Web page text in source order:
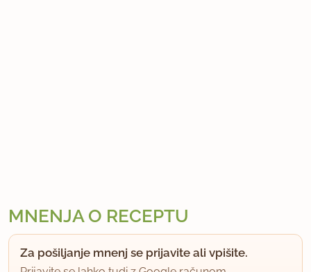
MNENJA O RECEPTU
Za pošiljanje mnenj se prijavite ali vpišite.